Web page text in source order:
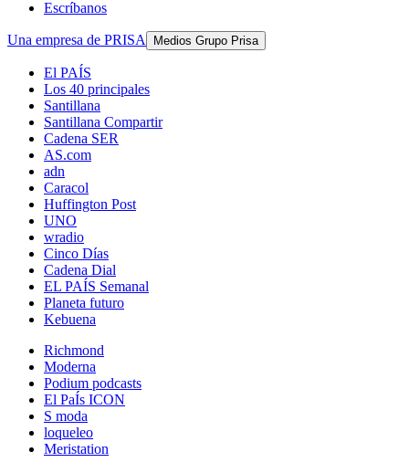
Escríbanos
Una empresa de PRISA Medios Grupo Prisa
El PAÍS
Los 40 principales
Santillana
Santillana Compartir
Cadena SER
AS.com
adn
Caracol
Huffington Post
UNO
wradio
Cinco Días
Cadena Dial
EL PAÍS Semanal
Planeta futuro
Kebuena
Richmond
Moderna
Podium podcasts
El PaÍs ICON
S moda
loqueleo
Meristation